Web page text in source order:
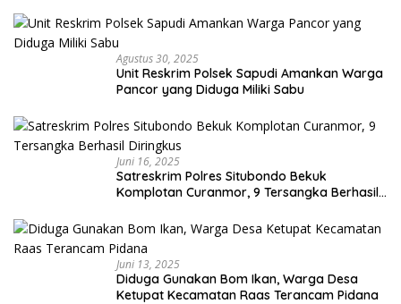
Agustus 30, 2025
Unit Reskrim Polsek Sapudi Amankan Warga
Pancor yang Diduga Miliki Sabu
Juni 16, 2025
Satreskrim Polres Situbondo Bekuk
Komplotan Curanmor, 9 Tersangka Berhasil
Juni 13, 2025
Diduga Gunakan Bom Ikan, Warga Desa
Ketupat Kecamatan Raas Terancam Pidana